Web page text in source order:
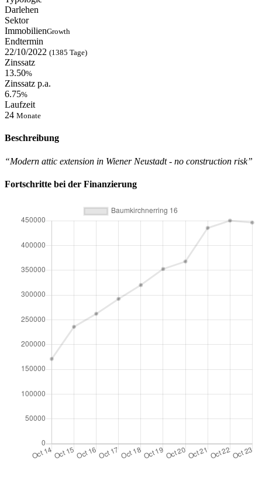
Darlehen
Sektor
ImmobilienGrowth
Endtermin
22/10/2022 (1385 Tage)
Zinssatz
13.50%
Zinssatz p.a.
6.75%
Laufzeit
24 Monate
Beschreibung
“Modern attic extension in Wiener Neustadt - no construction risk”
Fortschritte bei der Finanzierung